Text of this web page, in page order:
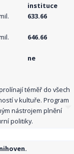
instituce
633.66
646.66
ne
téměř do všech
v kultuře. Program
nástrojem plnění
politiky.